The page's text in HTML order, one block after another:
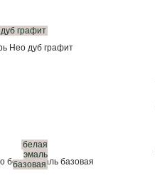
дуб графит
белая
эмаль
базовая